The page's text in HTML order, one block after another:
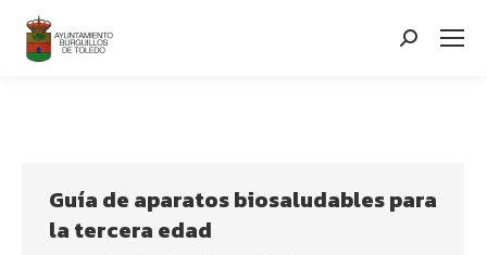
contenido
Search:
Guía de aparatos biosaludables para
la tercera edad